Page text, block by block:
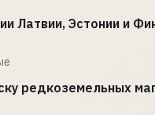
Латвии, Эстонии и
редкоземельных